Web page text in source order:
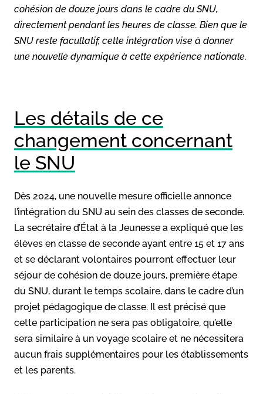
cohésion de douze jours dans le cadre du SNU,
directement pendant les heures de classe. Bien que le
SNU reste facultatif, cette intégration vise à donner
une nouvelle dynamique à cette expérience nationale.
Les détails de ce
changement concernant
le SNU
Dès 2024, une nouvelle mesure officielle annonce
l’intégration du SNU au sein des classes de seconde.
La secrétaire d’État à la Jeunesse a expliqué que les
élèves en classe de seconde ayant entre 15 et 17 ans
et se déclarant volontaires pourront effectuer leur
séjour de cohésion de douze jours, première étape
du SNU, durant le temps scolaire, dans le cadre d’un
projet pédagogique de classe. Il est précisé que
cette participation ne sera pas obligatoire, qu’elle
sera similaire à un voyage scolaire et ne nécessitera
aucun frais supplémentaires pour les établissements
et les parents.